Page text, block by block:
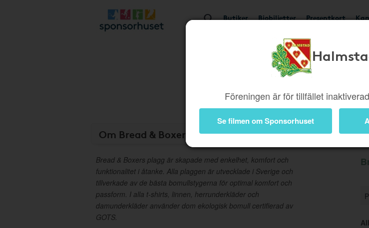
Butiker Biobiljetter Presentkort
Föreningen är för tillfället
Se filmen om Sponsorhuset
Om Bread & Boxers Presentkort
Bread & Boxers plagg är skapade med enkelhet, komfort och
funktionalitet i åtanke. Alla plaggen är utvecklade i Sverige och
tillverkade av de bästa bomullstygerna för optimal komfort och
passform. I alla t-shirts, linnen, herrunderkläder och
damunderkläder använder dom ekologisk bomull certifierad av
GOTS.